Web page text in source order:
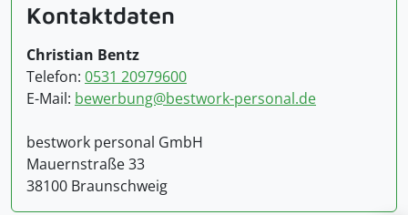
Kontaktdaten
Christian Bentz
Telefon: 0531 20979600
E-Mail: bewerbung@bestwork-personal.de
bestwork personal GmbH
Mauernstraße 33
38100 Braunschweig